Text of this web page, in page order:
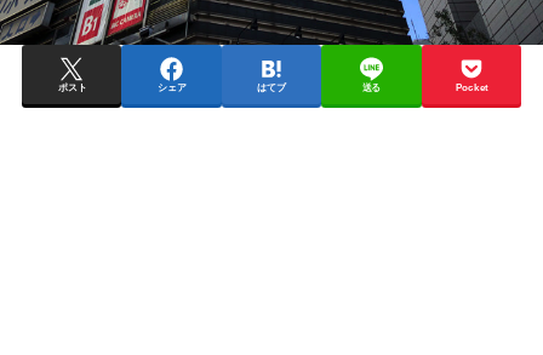
ポスト シェア はてブ 送る Pocket